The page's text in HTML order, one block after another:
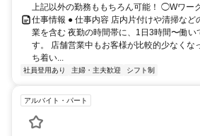
上記以外の勤務ももちろん可能！ ◯Wワー
仕事情報 ● 仕事内容 店内片付けや清掃など
業を含む 夜勤の時間帯に、1日3時間〜働い
す。 店舗営業中もお客様が比較的少なくな
ち着い...
社員登用あり 主婦・主夫歓迎 シフト制
アルバイト・パート